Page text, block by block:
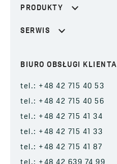
PRODUKTY
SERWIS
BIURO OBSŁUGI KLIENTA
tel.: +48 42 715 40 53
tel.: +48 42 715 40 56
tel.: +48 42 715 41 34
tel.: +48 42 715 41 33
tel.: +48 42 715 41 87